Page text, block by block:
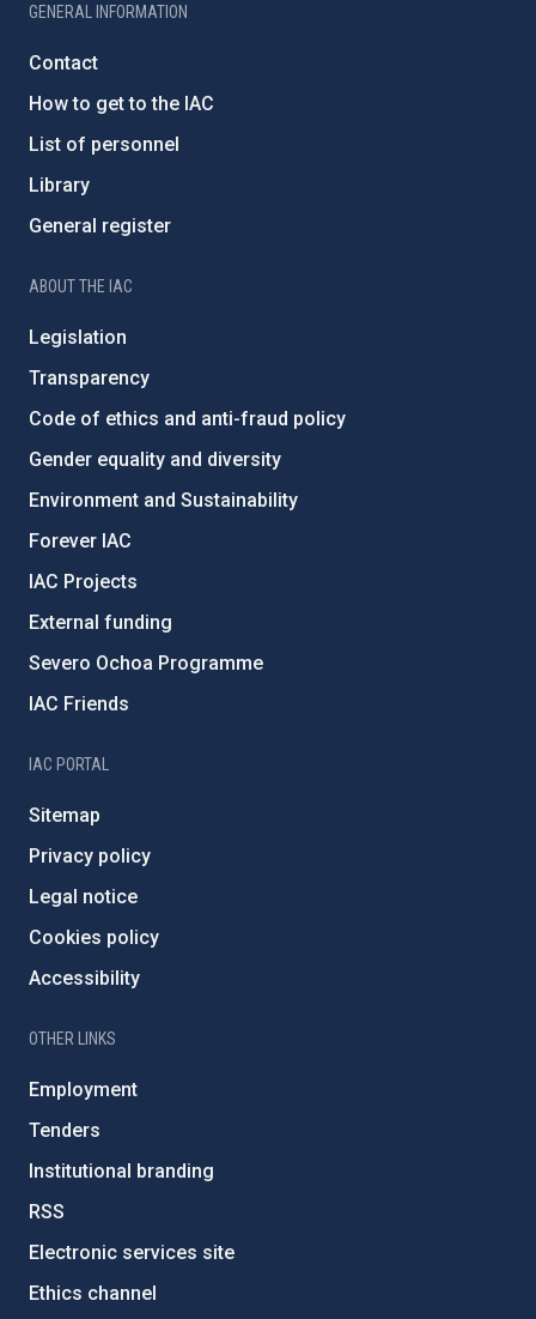
GENERAL INFORMATION
Contact
How to get to the IAC
List of personnel
Library
General register
ABOUT THE IAC
Legislation
Transparency
Code of ethics and anti-fraud policy
Gender equality and diversity
Environment and Sustainability
Forever IAC
IAC Projects
External funding
Severo Ochoa Programme
IAC Friends
IAC PORTAL
Sitemap
Privacy policy
Legal notice
Cookies policy
Accessibility
OTHER LINKS
Employment
Tenders
Institutional branding
RSS
Electronic services site
Ethics channel